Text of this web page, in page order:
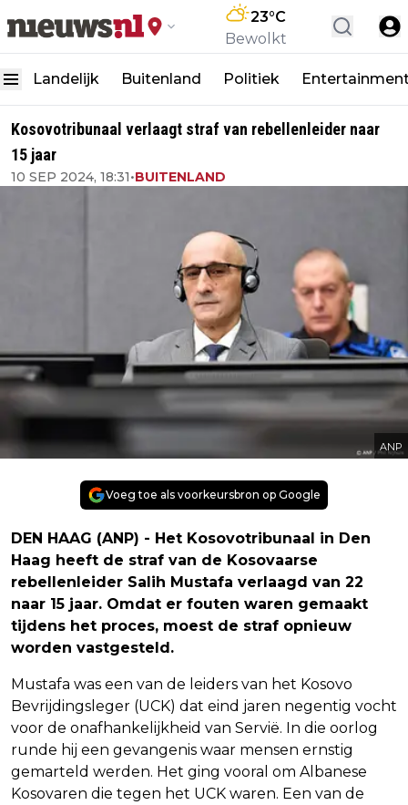
23°C
Bewolkt
Landelijk Buitenland Politiek
Kosovotribunaal verlaagt straf van rebellenleider naar
15 jaar
10 SEP 2024, 18:31•BUITENLAND
ANP
Voeg toe als voorkeursbron op Google
DEN HAAG (ANP) - Het Kosovotribunaal in Den
Haag heeft de straf van de Kosovaarse
rebellenleider Salih Mustafa verlaagd van 22
naar 15 jaar. Omdat er fouten waren gemaakt
tijdens het proces, moest de straf opnieuw
worden vastgesteld.
Mustafa was een van de leiders van het Kosovo
Bevrijdingsleger (UCK) dat eind jaren negentig vocht
voor de onafhankelijkheid van Servië. In die oorlog
runde hij een gevangenis waar mensen ernstig
gemarteld werden. Het ging vooral om Albanese
Kosovaren die tegen het UCK waren. Een van de